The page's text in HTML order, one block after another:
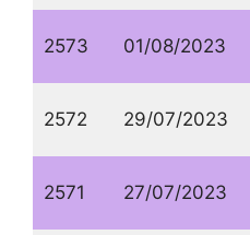
2573 01/08/2023
2572 29/07/2023
2571 27/07/2023